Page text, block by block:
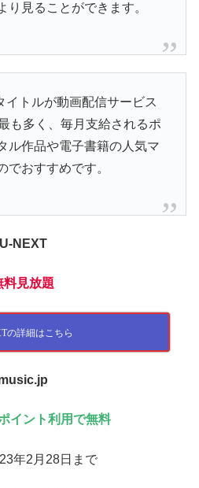
り見ることができます。
イトルが動画配信サービス
も多く、毎月支給されるポ
ル作品や電子書籍の人気マ
でおすすめです。
U-NEXT
料見放題
の詳細はこちら
イント利用で無料
年2月28日まで